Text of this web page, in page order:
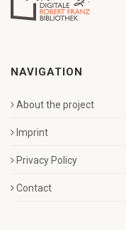
NAVIGATION
About the project
Imprint
Privacy Policy
Contact